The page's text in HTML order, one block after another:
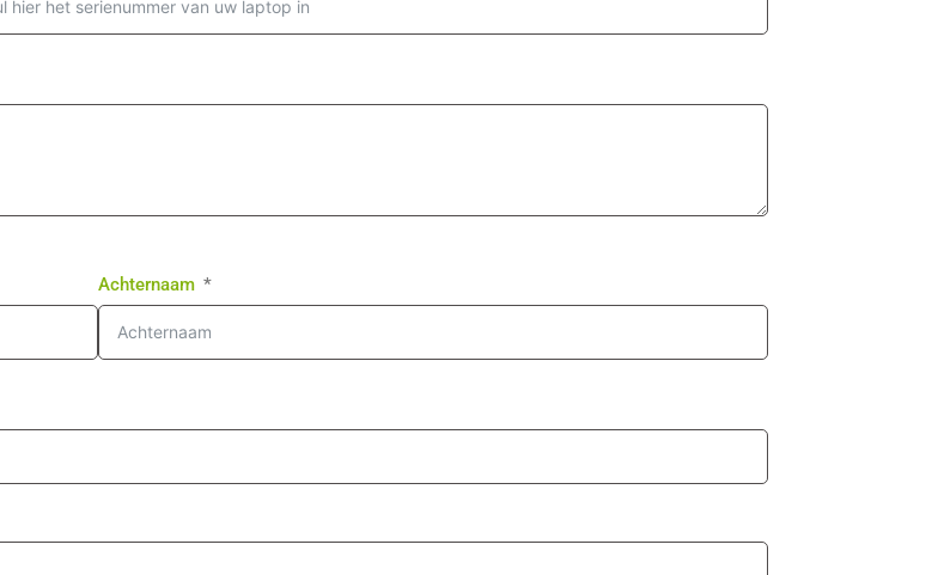
Achternaam